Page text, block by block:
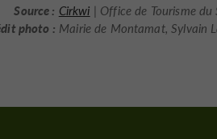
Source : Cirkwi | Office de Tourisme du
photo : Mairie de Montamat, Sylvain